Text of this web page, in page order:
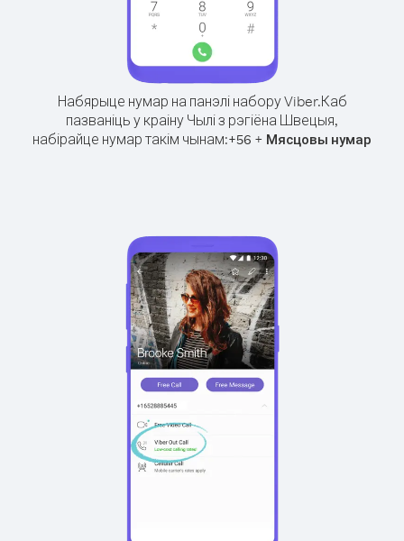
Набярыце нумар на панэлі набору Viber.Каб
пазваніць у краіну Чылі з рэгіёна Швецыя,
набірайце нумар такім чынам:+56 + Мясцовы нумар